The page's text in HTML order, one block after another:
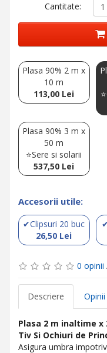
Cantitate:
Plasa 90% 2 m x
10 m
113,00 Lei
Plasa 90% 3 m x
50 m
⭐Sere si solarii
537,50 Lei
Accesorii utile:
✔Clipsuri 20 buc
26,50 Lei
0 opinii
Descriere Opinii
Plasa 2 m inaltime x
Tiv Si Ochiuri de
Asigura umbra